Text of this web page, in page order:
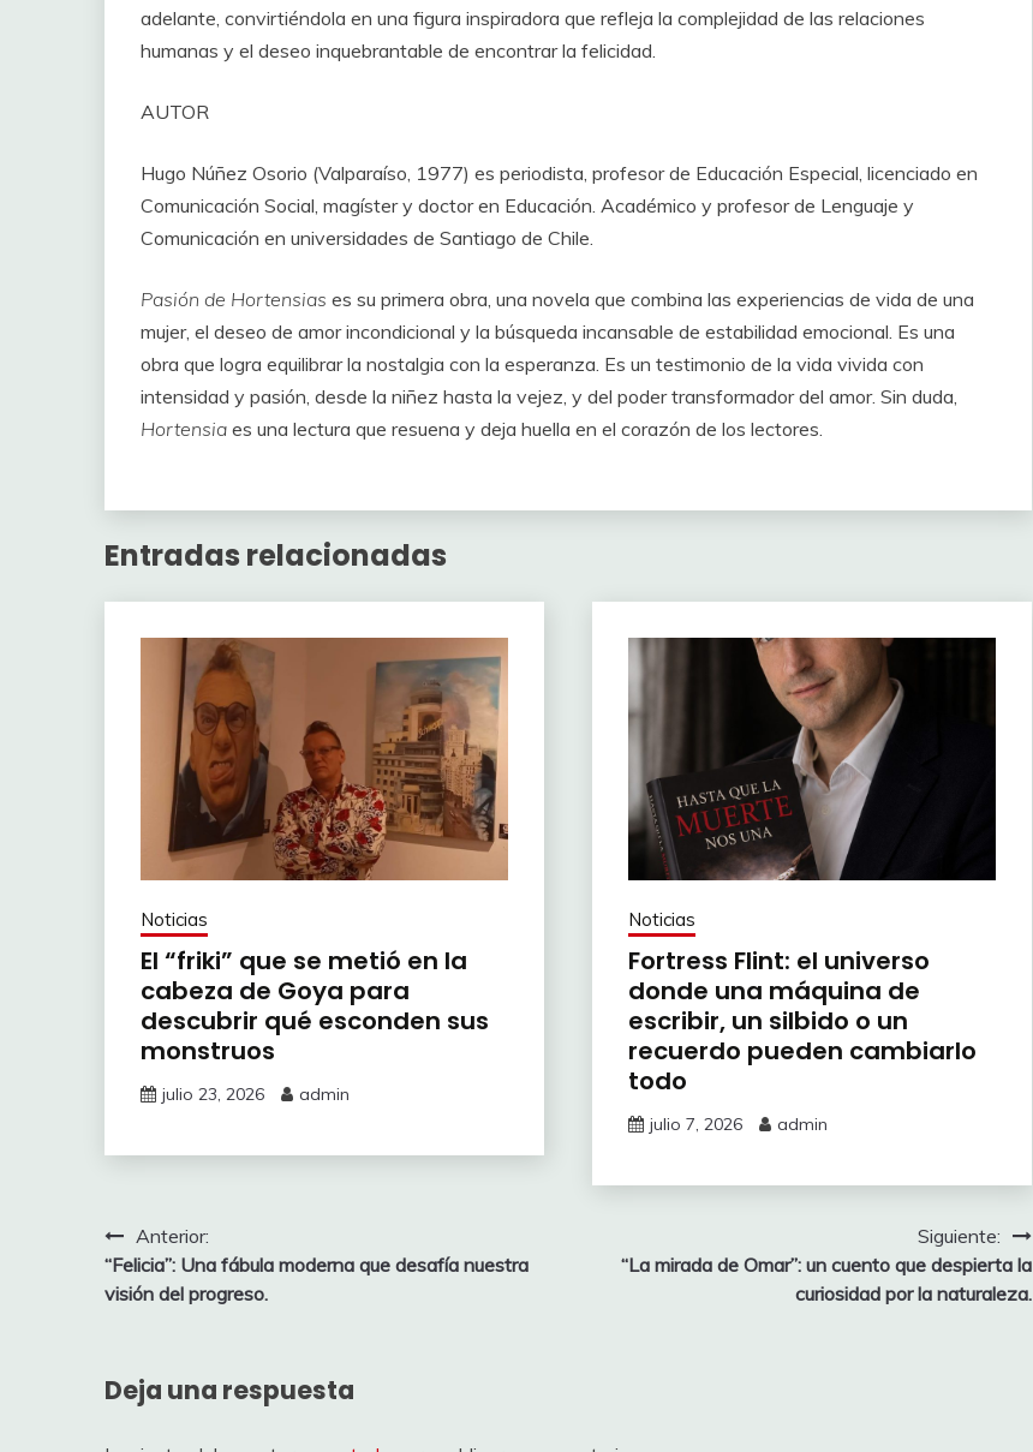
adelante, convirtiéndola en una figura inspiradora que refleja la complejidad de las relaciones
humanas y el deseo inquebrantable de encontrar la felicidad.
AUTOR
Hugo Núñez Osorio (Valparaíso, 1977) es periodista, profesor de Educación Especial, licenciado en
Comunicación Social, magíster y doctor en Educación. Académico y profesor de Lenguaje y
Comunicación en universidades de Santiago de Chile.
Pasión de Hortensias es su primera obra, una novela que combina las experiencias de vida de una
mujer, el deseo de amor incondicional y la búsqueda incansable de estabilidad emocional. Es una
obra que logra equilibrar la nostalgia con la esperanza. Es un testimonio de la vida vivida con
intensidad y pasión, desde la niñez hasta la vejez, y del poder transformador del amor. Sin duda,
Hortensia es una lectura que resuena y deja huella en el corazón de los lectores.
Entradas relacionadas
Noticias
El “friki” que se metió en la
cabeza de Goya para
descubrir qué esconden sus
monstruos
julio 23, 2026 admin
Noticias
Fortress Flint: el universo
donde una máquina de
escribir, un silbido o un
recuerdo pueden cambiarlo
todo
julio 7, 2026 admin
Navegación
de
Anterior:
“Felicia”: Una fábula moderna que desafía nuestra
visión del progreso.
Siguiente:
“La mirada de Omar”: un cuento que despierta la
curiosidad por la naturaleza.
Deja una respuesta